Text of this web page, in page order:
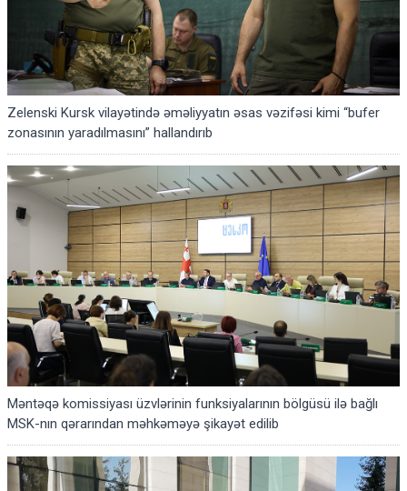
Zelenski Kursk vilayətində əməliyyatın əsas vəzifəsi kimi “bufer
zonasının yaradılmasını” hallandırıb
Məntəqə komissiyası üzvlərinin funksiyalarının bölgüsü ilə bağlı
MSK-nın qərarından məhkəməyə şikayət edilib